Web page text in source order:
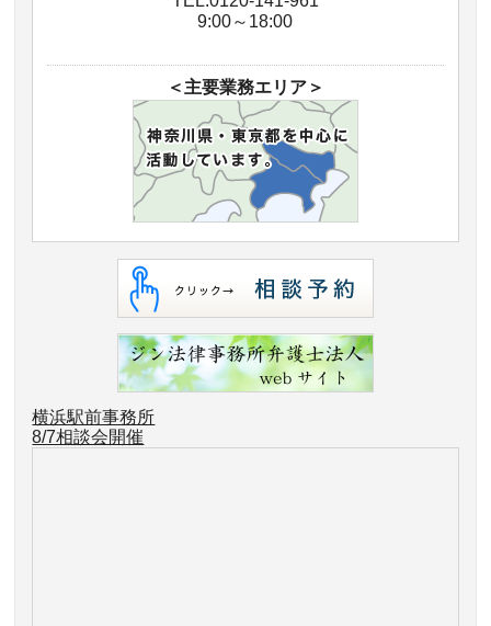
9:00～18:00
＜主要業務エリア＞
横浜駅前事務所
8/7相談会開催